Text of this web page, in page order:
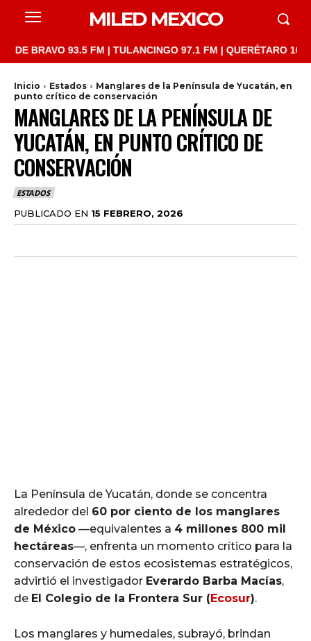
MILED MEXICO
93.5 FM | TULANCINGO 97.1 FM | QUERÉTARO 103.1
Inicio Estados
Manglares de la Península de Yucatán, en
punto crítico de conservación
MANGLARES DE LA PENÍNSULA DE
YUCATÁN, EN PUNTO CRÍTICO DE
CONSERVACIÓN
ESTADOS
PUBLICADO EN 15 FEBRERO, 2026
La Península de Yucatán, donde se concentra
alrededor del 60 por ciento de los manglares
de México —equivalentes a 4 millones 800 mil
hectáreas—, enfrenta un momento crítico para la
conservación de estos ecosistemas estratégicos,
advirtió el investigador Everardo Barba Macías,
de El Colegio de la Frontera Sur (Ecosur).
Los manglares y humedales, subrayó, brindan